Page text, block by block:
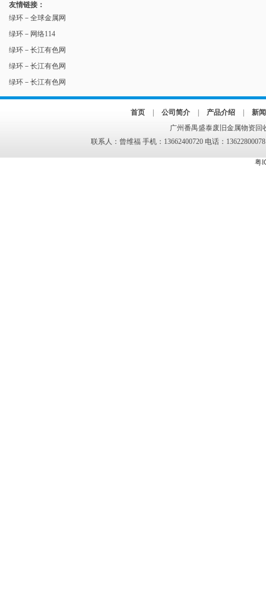
友情链接：
绿环－全球金属网
绿环－网络114
绿环－长江有色网
绿环－长江有色网
绿环－长江有色网
首页 公司简介 产品介绍
新
广州番禺盛泰废旧金属物资回
联系人：曾维福 手机：13662400720 电话：
粤